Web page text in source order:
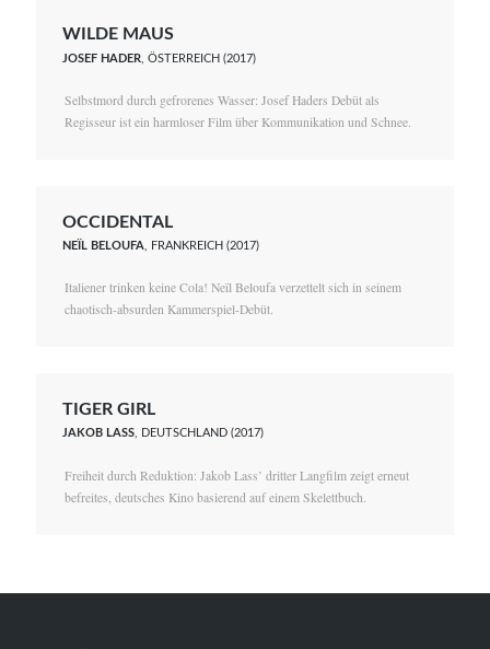
WILDE MAUS
JOSEF HADER , ÖSTERREICH (2017)
Selbstmord durch gefrorenes Wasser: Josef Haders Debüt als
Regisseur ist ein harmloser Film über Kommunikation und Schnee.
OCCIDENTAL
NEÏL BELOUFA , FRANKREICH (2017)
Italiener trinken keine Cola! Neïl Beloufa verzettelt sich in seinem
chaotisch-absurden Kammerspiel-Debüt.
TIGER GIRL
JAKOB LASS, DEUTSCHLAND (2017)
Freiheit durch Reduktion: Jakob Lass’ dritter Langfilm zeigt erneut
befreites, deutsches Kino basierend auf einem Skelettbuch.